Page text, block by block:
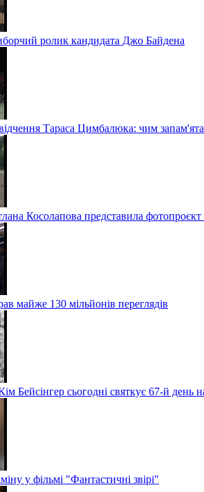
ролик кандидата Джо Байдена
Тараса Цимбалюка: чим
Косолапова представила
майже 130 мільйонів переглядів
Бейсінгер сьогодні святкує 67-й день
у фільмі "Фантастичні звірі"